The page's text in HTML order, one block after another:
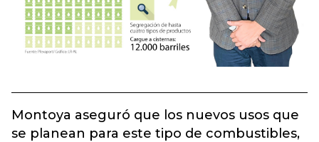
Montoya aseguró que los nuevos usos que
se planean para este tipo de combustibles,